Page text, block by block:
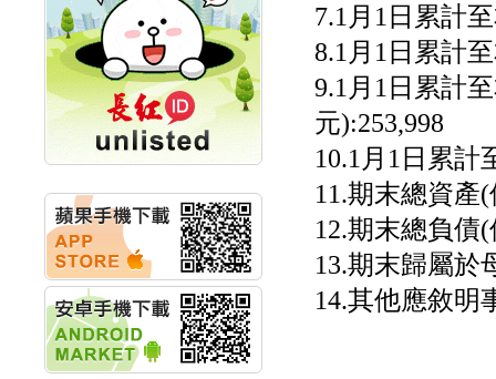
計畫
明緯企業:明緯永續科技
競賽 以電源驅動善的力
量
秀育企業:秀育SHO-U儲
能系統 獲國內首張CNS
認證
聯博投信:聯博00404A
華旭先進:代重要子公司
碩通散熱股份有限公司
公告董事會通過發言人
及代理發
華旭先進:代重要子公司
碩通散熱股份有限公司
公告董事會決議發行員
工認股權
華旭先進:代重要子公司
7.1月1日累計
8.1月1日累計
9.1月1日累計
元):253,998
10.1月1日累計
11.期末總資產(
12.期末總負債
13.期末歸屬於
14.其他應敘明